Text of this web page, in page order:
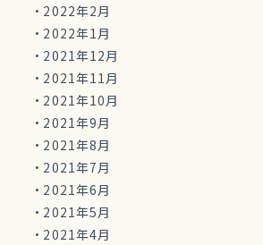
2022年2月
2022年1月
2021年12月
2021年11月
2021年10月
2021年9月
2021年8月
2021年7月
2021年6月
2021年5月
2021年4月